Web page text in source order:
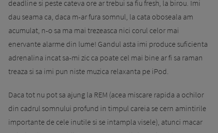
deadline si peste cateva ore ar trebui sa fiu fresh, la birou. Imi
dau seama ca, daca m-ar fura somnul, la cata oboseala am
acumulat, n-o sa ma mai trezeasca nici corul celor mai
enervante alarme din lume! Gandul asta imi produce suficienta
adrenalina incat sa-mi zic ca poate cel mai bine ar fi sa raman
treaza si sa imi pun niste muzica relaxanta pe iPod.
Daca tot nu pot sa ajung la REM (acea miscare rapida a ochilor
din cadrul somnului profund in timpul careia se cern amintirile
importante de cele inutile si se intampla visele), atunci macar